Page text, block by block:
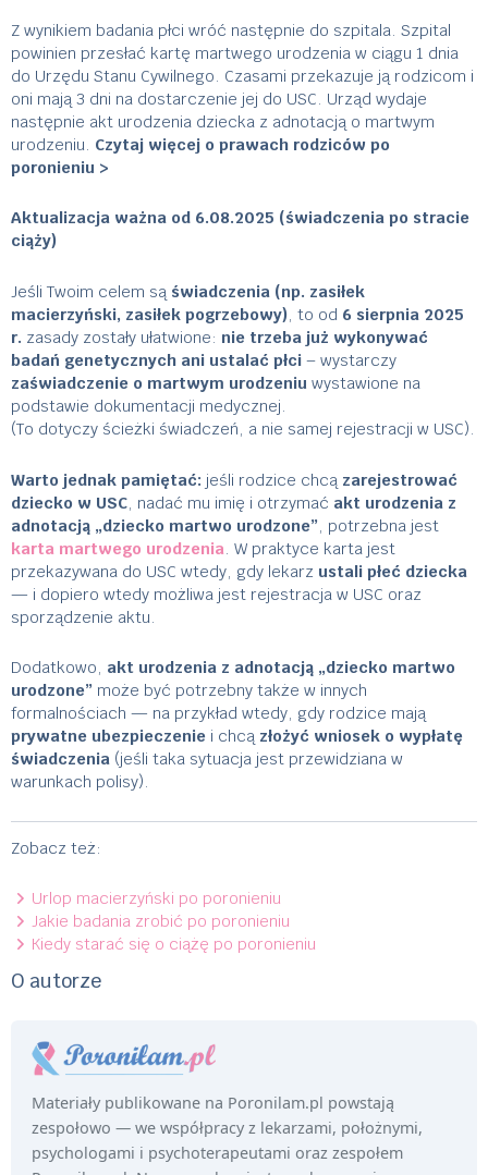
Z wynikiem badania płci wróć następnie do szpitala. Szpital
powinien przesłać kartę martwego urodzenia w ciągu 1 dnia
do Urzędu Stanu Cywilnego. Czasami przekazuje ją rodzicom i
oni mają 3 dni na dostarczenie jej do USC. Urząd wydaje
następnie akt urodzenia dziecka z adnotacją o martwym
urodzeniu. Czytaj więcej o prawach rodziców po
poronieniu >
Aktualizacja ważna od 6.08.2025 (świadczenia po stracie
ciąży)
Jeśli Twoim celem są świadczenia (np. zasiłek
macierzyński, zasiłek pogrzebowy), to od 6 sierpnia 2025
r. zasady zostały ułatwione: nie trzeba już wykonywać
badań genetycznych ani ustalać płci– wystarczy
zaświadczenie o martwym urodzeniu wystawione na
podstawie dokumentacji medycznej.
(To dotyczy ścieżki świadczeń, a nie samej rejestracji w USC).
Warto jednak pamiętać: jeśli rodzice chcą zarejestrować
dziecko w USC, nadać mu imię i otrzymać akt urodzenia z
adnotacją „dziecko martwo urodzone” , potrzebna jest
karta martwego urodzenia . W praktyce karta jest
przekazywana do USC wtedy, gdy lekarz ustali płeć dziecka
— i dopiero wtedy możliwa jest rejestracja w USC oraz
sporządzenie aktu.
Dodatkowo, akt urodzenia z adnotacją „dziecko martwo
urodzone” może być potrzebny także w innych
formalnościach — na przykład wtedy, gdy rodzice mają
prywatne ubezpieczeniei chcą złożyć wniosek o wypłatę
świadczenia(jeśli taka sytuacja jest przewidziana w
warunkach polisy).
Zobacz też:
Urlop macierzyński po poronieniu
Jakie badania zrobić po poronieniu
Kiedy starać się o ciążę po poronieniu
O autorze
Materiały publikowane na Poronilam.pl powstają
zespołowo — we współpracy z lekarzami, położnymi,
psychologami i psychoterapeutami oraz zespołem